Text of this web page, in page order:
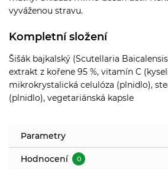
vyváženou stravu.
Kompletní složení
Šišák bajkalský (Scutellaria
extrakt z kořene 95 %, vitamín C
mikrokrystalická celulóza (plnidlo),
(plnidlo), vegetariánská kapsle
Parametry
Hodnocení 0